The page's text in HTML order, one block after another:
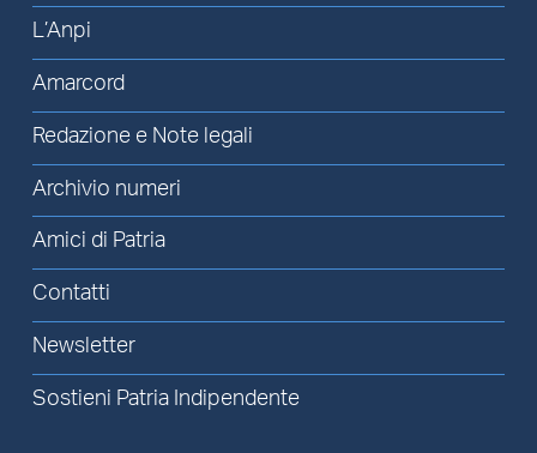
L’Anpi
Amarcord
Redazione e Note legali
Archivio numeri
Amici di Patria
Contatti
Newsletter
Sostieni Patria Indipendente